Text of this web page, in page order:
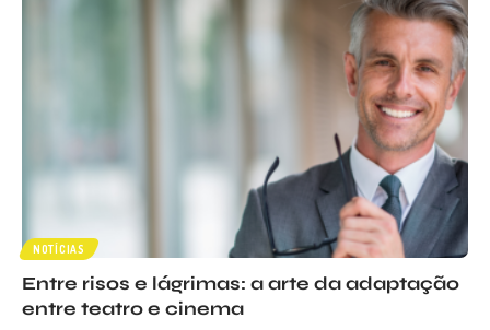
NOTÍCIAS
Entre risos e lágrimas: a arte da adaptação
entre teatro e cinema